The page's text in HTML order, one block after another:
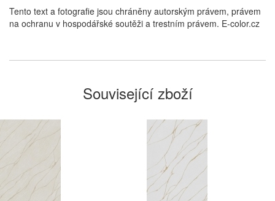
Tento text a fotografie jsou chráněny autorským právem, právem
na ochranu v hospodářské soutěži a trestním právem. E-color.cz
Související zboží